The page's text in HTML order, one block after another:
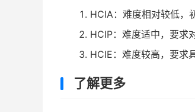
HCIA：难度相对较低，
HCIP：难度适中，要求
HCIE：难度较高，要求
了解更多